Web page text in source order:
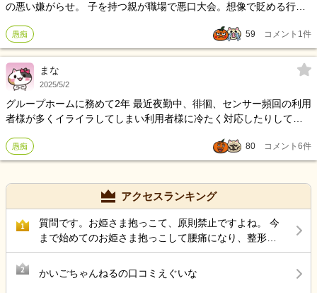
の悪い嫌がらせ。 子を持つ親が職場で悪口大会。想像で貶める行動
割り切るようになりたい。
愚痴 59 コメント 1件
まな
2025/5/2
グループホームに務めて2年 最近夜勤中、徘徊、センサー頻回の利用
者様が多くイライラしてしまい利用者様に冷たく対応したりしてし
ないのですが夜勤の1人の時だとそうなってしまいます。 冷たい態度
をとった後自己嫌悪に陥ったり… 介護向いてないのかなと最近思い
愚痴 80 コメント 6件
アクセスランキング
1
質問です。お姫さま抱っこて、原則禁止ですよね。 今
まで始めてのお姫さま抱っこして腰痛になり、整形受
診して、薬もらい、リハビリしています。
2 かいごちゃんねるの口コミえぐいな